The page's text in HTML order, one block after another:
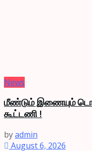
News
மீண்டும் இணையும்
கூட்டணி !
byadmin
August 6, 2026